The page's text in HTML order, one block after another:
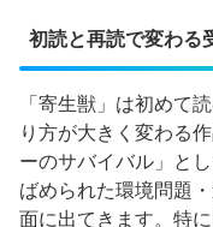
初読と再読で変わる
「寄生獣」は初めて
り方が大きく変わる
ーのサバイバル」と
ばめられた環境問題
面に出てきます。特